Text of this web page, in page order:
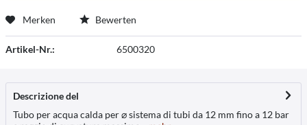
Merken Bewerten
Artikel-Nr.: 6500320
Descrizione del
Tubo per acqua calda per ⌀ sistema di tubi da 12 mm fino a 12 bar